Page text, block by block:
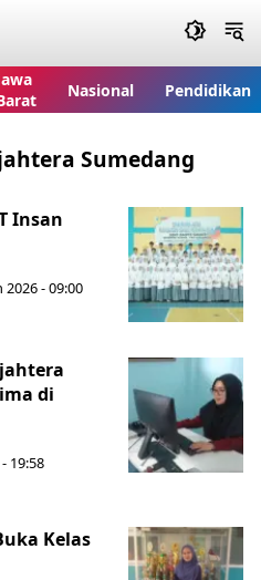
Nasional Pendidikan
Sumedang
Insan
2026 - 09:00
di
19:58
Kelas